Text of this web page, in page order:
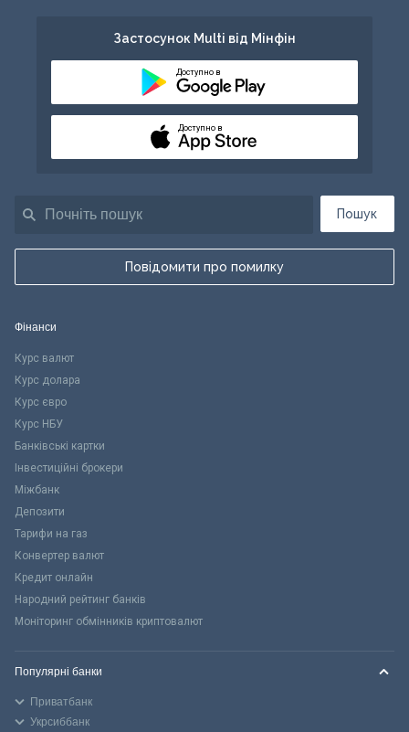
Пошук
Повідомити про помилку
Застосунок Multi від Мінфін
Доступно в
Доступно в
Фінанси
Курс валют
Курс долара
Курс євро
Курс НБУ
Банківські картки
Інвестиційні брокери
Міжбанк
Депозити
Тарифи на газ
Конвертер валют
Кредит онлайн
Народний рейтинг банків
Моніторинг обмінників криптовалют
Популярні банки
Приватбанк
Укрсиббанк